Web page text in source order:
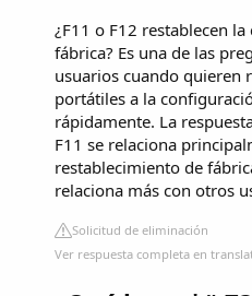
¿F11 o F12 restablecen
fábrica? Es una de las
usuarios cuando quieren
portátiles a la
rápidamente. La
F11 se relaciona
restablecimiento de
relaciona más con otros
Solicitud de eliminación
Ver respuesta completa en